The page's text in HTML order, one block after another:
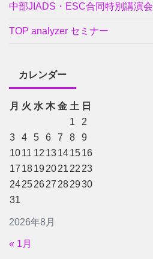
中部JIADS・ESC合同特別講演会
TOP analyzer セミナー
カレンダー
2026年8月
月 火 水 木 金 土 日
1
2
3
4 5 6 7 8
9
1011 12 13141516
17 18192021 22 23
24252627 282930
31
« 1月